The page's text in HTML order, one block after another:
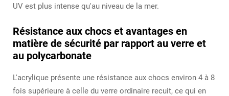
UV est plus intense qu'au niveau de la mer.
Résistance aux chocs et avantages en
matière de sécurité par rapport au verre et
au polycarbonate
L'acrylique présente une résistance aux chocs environ 4 à 8
fois supérieure à celle du verre ordinaire recuit, ce qui en